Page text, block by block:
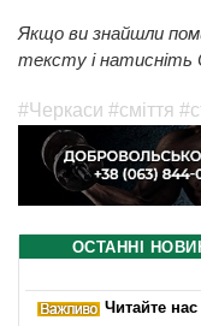
Якщо ви знайшли
тексту і натисніть
#Черкаси #сміття
ОСТАННІ
Читайте